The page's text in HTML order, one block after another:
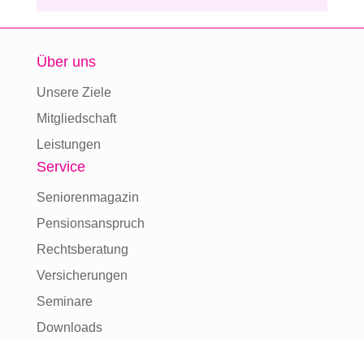
Über uns
Unsere Ziele
Mitgliedschaft
Leistungen
Service
Seniorenmagazin
Pensionsanspruch
Rechtsberatung
Versicherungen
Seminare
Downloads